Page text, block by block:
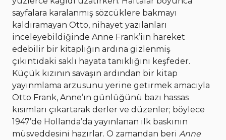
sayfalara karalanmış sözcüklere bakmayı
kaldıramayan Otto, nihayet yazılanları
inceleyebildiğinde Anne Frank’iın hareket
edebilir bir kitaplığın ardına gizlenmiş
çıkıntıdaki saklı hayata tanıklığını keşfeder.
Küçük kızının savaşın ardından bir kitap
yayınmlama arzusunu yerine getirmek amacıyla
Otto Frank, Anne’ın günlüğünü bazı hassas
kısımları çıkartarak derler ve düzenler; böylece
1947’de Hollanda’da yayınlanan ilk baskının
müsveddesini hazırlar. O zamandan beri Anne